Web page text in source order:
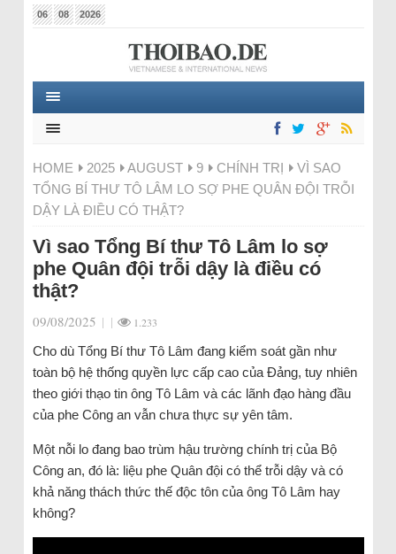
06 08 2026
HOME 2025 AUGUST 9 CHÍNH TRỊ
VÌ SAO
TỔNG BÍ THƯ TÔ LÂM LO SỢ PHE QUÂN ĐỘI TRỖI
DẬY LÀ ĐIỀU CÓ THẬT?
Vì sao Tổng Bí thư Tô Lâm lo sợ
phe Quân đội trỗi dậy là điều có
thật?
09/08/2025 | | 1.233
Cho dù Tổng Bí thư Tô Lâm đang kiểm soát gần như
toàn bộ hệ thống quyền lực cấp cao của Đảng, tuy nhiên
theo giới thạo tin ông Tô Lâm và các lãnh đạo hàng đầu
của phe Công an vẫn chưa thực sự yên tâm.
Một nỗi lo đang bao trùm hậu trường chính trị của Bộ
Công an, đó là: liệu phe Quân đội có thể trỗi dậy và có
khả năng thách thức thế độc tôn của ông Tô Lâm hay
không?